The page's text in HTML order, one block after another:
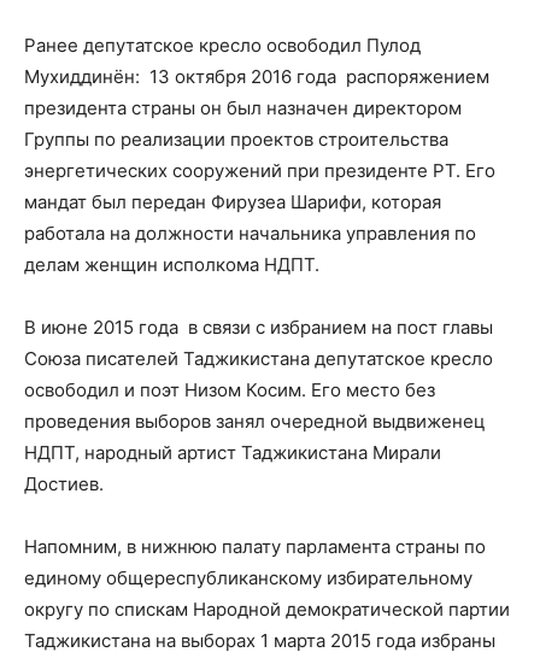
Ранее депутатское кресло освободил Пулод
Мухиддинён: 13 октября 2016 года распоряжением
президента страны он был назначен директором
Группы по реализации проектов строительства
энергетических сооружений при президенте РТ. Его
мандат был передан Фирузеа Шарифи, которая
работала на должности начальника управления по
делам женщин исполкома НДПТ.
В июне 2015 года в связи с избранием на пост главы
Союза писателей Таджикистана депутатское кресло
освободил и поэт Низом Косим. Его место без
проведения выборов занял очередной выдвиженец
НДПТ, народный артист Таджикистана Мирали
Достиев.
Напомним, в нижнюю палату парламента страны по
единому общереспубликанскому избирательному
округу по спискам Народной демократической партии
Таджикистана на выборах 1 марта 2015 года избраны